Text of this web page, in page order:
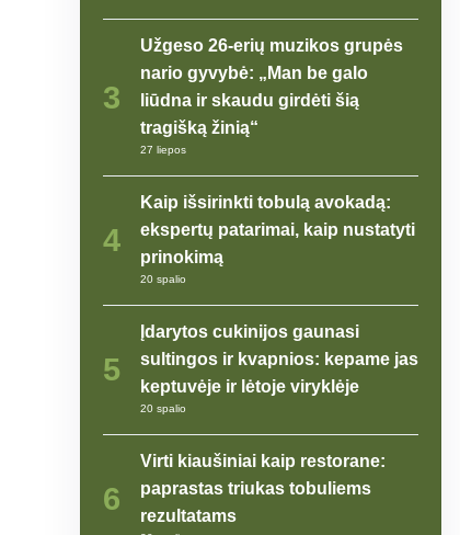
3
Užgeso 26-erių muzikos grupės
nario gyvybė: „Man be galo
liūdna ir skaudu girdėti šią
tragišką žinią“
27 liepos
4
Kaip išsirinkti tobulą avokadą:
ekspertų patarimai, kaip nustatyti
prinokimą
20 spalio
5
Įdarytos cukinijos gaunasi
sultingos ir kvapnios: kepame jas
keptuvėje ir lėtoje viryklėje
20 spalio
6
Virti kiaušiniai kaip restorane:
paprastas triukas tobuliems
rezultatams